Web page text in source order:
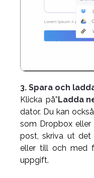
3. Spara och
Klicka på”Ladda
dator. Du kan
som Dropbox
post, skriva ut det
eller till och med
uppgift.